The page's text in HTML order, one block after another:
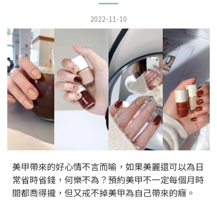
2022-11-10
美甲帶來的好心情不言而喻，如果美麗還可以為日
常省時省錢，何樂不為？預約美甲不一定每個月時
間都喬得攏，但又戒不掉美甲為自己帶來的癮。